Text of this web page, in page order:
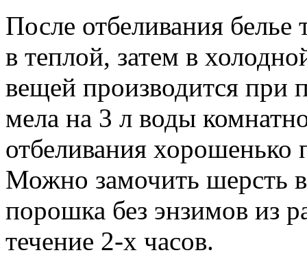
После отбеливания
в теплой, затем в
вещей производится при
мела на 3 л воды
отбеливания хорошенько
Можно замочить шерсть в
порошка без энзимов из
течение 2-х часов.